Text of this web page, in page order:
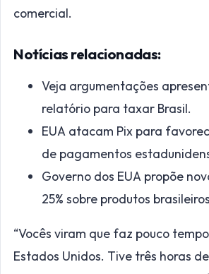
comercial.
Notícias relacionadas:
Veja argumentações
relatório para taxar Brasil.
EUA atacam Pix para
de pagamentos
Governo dos EUA propõe
25% sobre produtos
“Vocês viram que faz pouco
Estados Unidos. Tive três horas